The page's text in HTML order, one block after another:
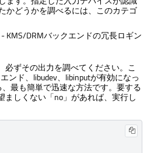
かどうかを調べるには、このカテゴ
- KMS/DRMバックエンドの冗長ロギン
必ずその出力を調べてください。こ
ンド、libudev、libinputが有効になっ
最も簡単で迅速な方法です。要する
ましくない「no」があれば、実行し